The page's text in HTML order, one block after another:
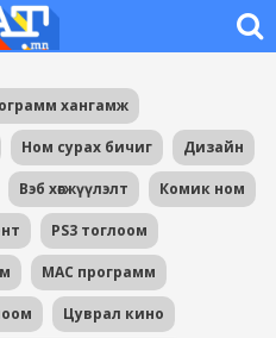
хангамж
Ном сурах бичиг Дизайн
Вэб хөгжүүлэлт Комик ном
PS3 тоглоом
MAC программ
Цуврал кино